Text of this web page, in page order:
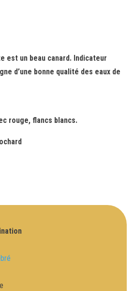
est un beau canard. Indicateur
d’une bonne qualité des eaux de
rouge, flancs blancs.